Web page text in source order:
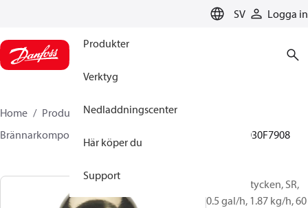
SV Logga in
Produkter
Verktyg
Nedladdningscenter
Här köper du
Support
Home Produkter
Climate Solutions for heating
Brännarkomponenter
030F7908
Oljemunstycken, SR,
0.5 gal/h, 1.87 kg/h, 60